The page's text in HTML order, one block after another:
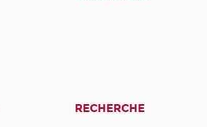
RECHERCHE